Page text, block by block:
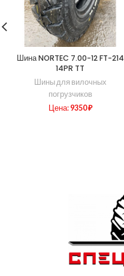
Шина NORTEC 7.00-12 FT-214
14PR TT
Шины для вилочных
погрузчиков
Цена: 9350₽